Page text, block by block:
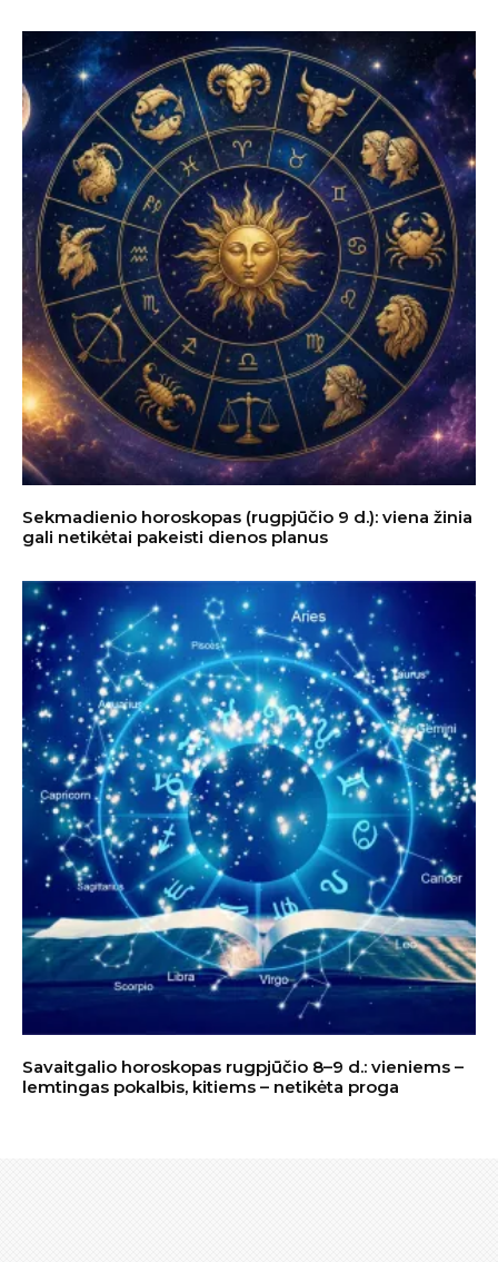
Sekmadienio horoskopas (rugpjūčio 9 d.): viena žinia
gali netikėtai pakeisti dienos planus
Savaitgalio horoskopas rugpjūčio 8–9 d.: vieniems –
lemtingas pokalbis, kitiems – netikėta proga